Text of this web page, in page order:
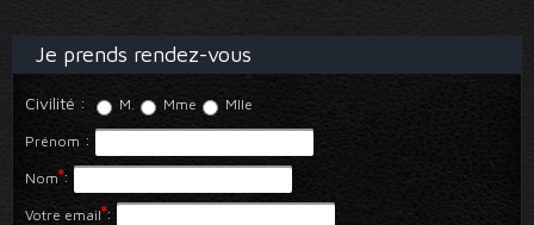
Je prends rendez-vous
Civilité : M. Mme Mlle
Prénom :
Nom*
:
Votre email*
: